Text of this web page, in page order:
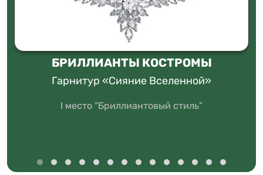
БРИЛЛИАНТЫ КОСТРОМЫ
Гарнитур «Сияние Вселенной»
I место “Бриллиантовый стиль”